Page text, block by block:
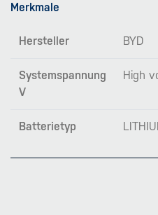
Merkmale
Hersteller BYD
Systemspannung
V
High
Batterietyp